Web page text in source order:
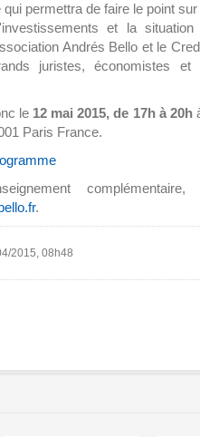
permettra de faire le point
et la
Andrés Bello et le
juristes, économistes et
le 12 mai 2015, de 17h à 20h
Paris France.
.
2015, 08h48